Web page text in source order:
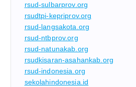
rsud-sulbarprov.org
rsudtpi-kepriprov.org
rsud-langsakota.org
rsud-ntbprov.org
rsud-natunakab.org
rsudkisaran-asahankab.org
rsud-indonesia.org
sekolahindonesia.id